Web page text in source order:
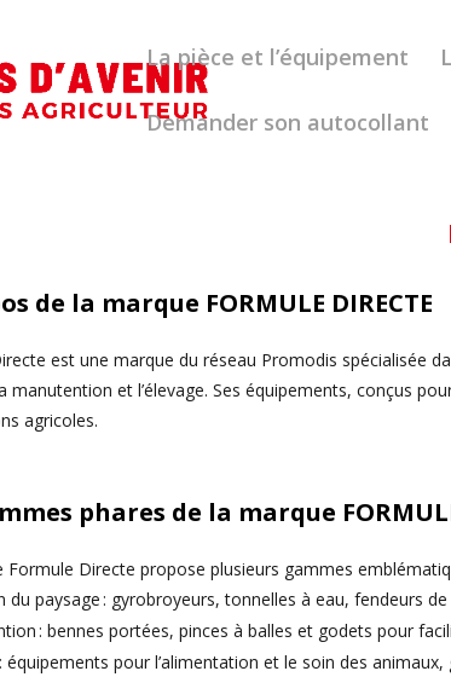
La pièce et l’équipement
Demander son autocollant
de la marque FORMULE DIRECTE
est une marque du réseau Promodis spécialisée
manutention et l’élevage. Ses équipements, conçus
agricoles.
phares de la marque
Formule Directe propose plusieurs gammes
du paysage : gyrobroyeurs, tonnelles à eau, fendeurs
: bennes portées, pinces à balles et godets pour
équipements pour l’alimentation et le soin des